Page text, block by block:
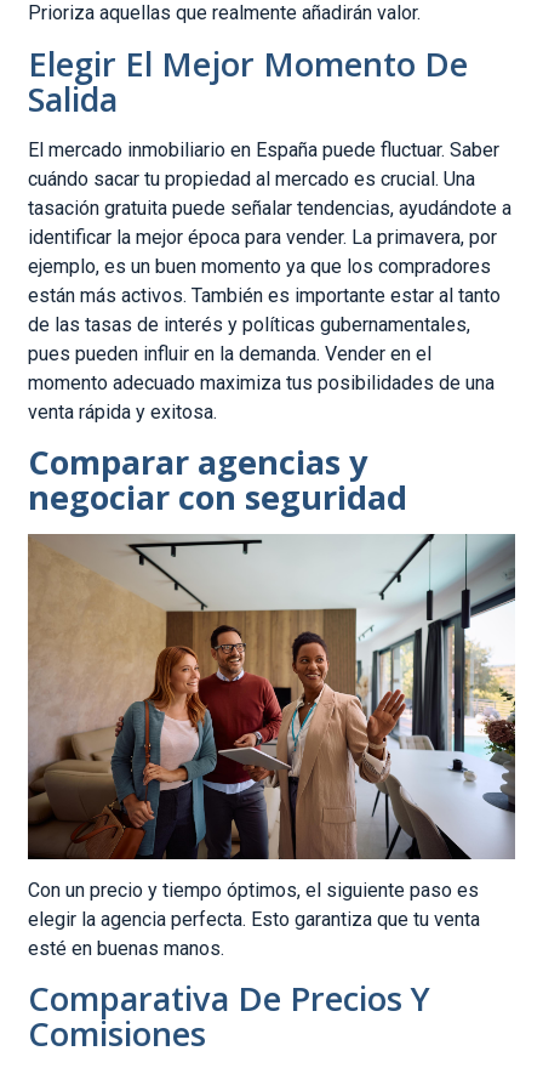
Prioriza aquellas que realmente añadirán valor.
Elegir El Mejor Momento De
Salida
El mercado inmobiliario en España puede fluctuar. Saber
cuándo sacar tu propiedad al mercado es crucial. Una
tasación gratuita puede señalar tendencias, ayudándote a
identificar la mejor época para vender. La primavera, por
ejemplo, es un buen momento ya que los compradores
están más activos. También es importante estar al tanto
de las tasas de interés y políticas gubernamentales,
pues pueden influir en la demanda. Vender en el
momento adecuado maximiza tus posibilidades de una
venta rápida y exitosa.
Comparar agencias y
negociar con seguridad
Con un precio y tiempo óptimos, el siguiente paso es
elegir la agencia perfecta. Esto garantiza que tu venta
esté en buenas manos.
Comparativa De Precios Y
Comisiones